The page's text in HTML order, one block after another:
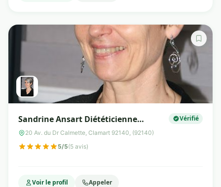
Sandrine Ansart Diététicienne
Nutritionniste Spécialisée en
Micronutrition
Vérifié
20 Av. du Dr Calmette, Clamart 92140, (92140)
5/5(5 avis)
Voir le profil Appeler